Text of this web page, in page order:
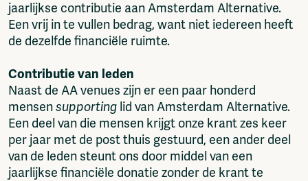
jaarlijkse contributie aan Amsterdam Alternative.
Een vrij in te vullen bedrag, want niet iedereen heeft
de dezelfde financiële ruimte.
Contributie van leden
Naast de AA venues zijn er een paar honderd
mensensupporting lid van Amsterdam Alternative.
Een deel van die mensen krijgt onze krant zes keer
per jaar met de post thuis gestuurd, een ander deel
van de leden steunt ons door middel van een
jaarlijkse financiële donatie zonder de krant te